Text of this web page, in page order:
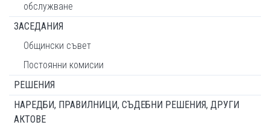
обслужване
ЗАСЕДАНИЯ
Общински съвет
Постоянни комисии
РЕШЕНИЯ
НАРЕДБИ, ПРАВИЛНИЦИ, СЪДЕБНИ РЕШЕНИЯ, ДРУГИ
АКТОВЕ